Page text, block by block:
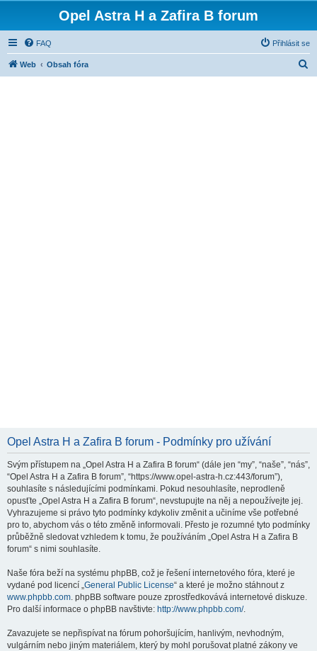
Opel Astra H a Zafira B forum
FAQ Přihlásit se
Web Obsah fóra
Opel Astra H a Zafira B forum - Podmínky pro užívání
Svým přístupem na „Opel Astra H a Zafira B forum“ (dále jen “my”, “naše”, “nás”,
“Opel Astra H a Zafira B forum”, “https://www.opel-astra-h.cz:443/forum”),
souhlasíte s následujícími podmínkami. Pokud nesouhlasíte, neprodleně
opusťte „Opel Astra H a Zafira B forum“, nevstupujte na něj a nepoužívejte jej.
Vyhrazujeme si právo tyto podmínky kdykoliv změnit a učiníme vše potřebné
pro to, abychom vás o této změně informovali. Přesto je rozumné tyto podmínky
průběžně sledovat vzhledem k tomu, že používáním „Opel Astra H a Zafira B
forum“ s nimi souhlasíte.
Naše fóra beží na systému phpBB, což je řešení internetového fóra, které je
vydané pod licencí „General Public License“ a které je možno stáhnout z
www.phpbb.com. phpBB software pouze zprostředkovává internetové diskuze.
Pro další informace o phpBB navštivte: http://www.phpbb.com/.
Zavazujete se nepřispívat na fórum pohoršujícím, hanlivým, nevhodným,
vulgárním nebo jiným materiálem, který by mohl porušovat platné zákony ve